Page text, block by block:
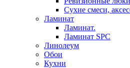
Сухие смеси,
Ламинат
Ламинат.
Ламинат SPC
Линолеум
Обои
Кухни